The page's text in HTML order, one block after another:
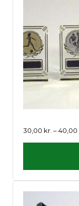
30,00 kr. –40,00